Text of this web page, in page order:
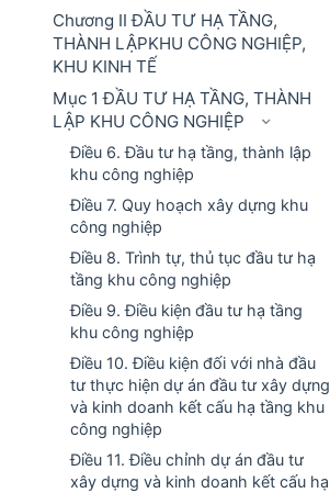
Chương II ĐẦU TƯ HẠ TẦNG,
THÀNH LẬPKHU CÔNG NGHIỆP,
KHU KINH TẾ
Mục 1 ĐẦU TƯ HẠ TẦNG, THÀNH
LẬP KHU CÔNG NGHIỆP
Điều 6. Đầu tư hạ tầng, thành lập
khu công nghiệp
Điều 7. Quy hoạch xây dựng khu
công nghiệp
Điều 8. Trình tự, thủ tục đầu tư hạ
tầng khu công nghiệp
Điều 9. Điều kiện đầu tư hạ tầng
khu công nghiệp
Điều 10. Điều kiện đối với nhà đầu
tư thực hiện dự án đầu tư xây dựng
và kinh doanh kết cấu hạ tầng khu
công nghiệp
Điều 11. Điều chỉnh dự án đầu tư
xây dựng và kinh doanh kết cấu hạ